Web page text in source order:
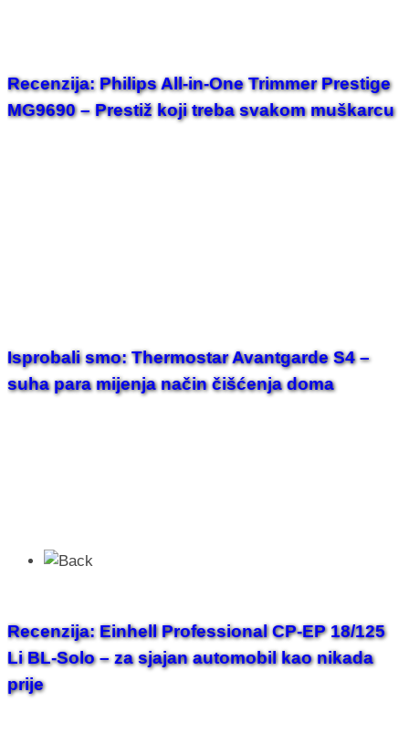
Recenzija: Philips All-in-One Trimmer Prestige
MG9690 – Prestiž koji treba svakom muškarcu
Isprobali smo: Thermostar Avantgarde S4 –
suha para mijenja način čišćenja doma
Recenzija: Einhell Professional CP-EP 18/125
Li BL-Solo – za sjajan automobil kao nikada
prije